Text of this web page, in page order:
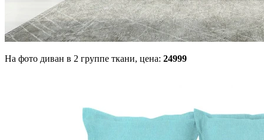
На фото диван в 2 группе ткани, цена: 24999